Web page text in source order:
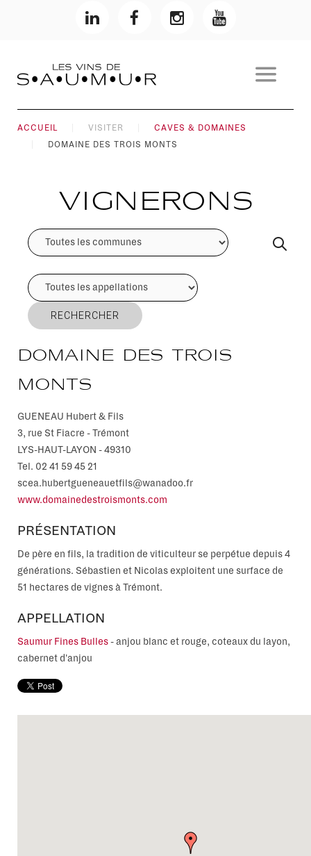
ACCUEIL VISITER
CAVES & DOMAINES
DOMAINE DES TROIS MONTS
Vignerons
RECHERCHER
Domaine Des Trois
Monts
GUENEAU Hubert & Fils
3, rue St Fiacre - Trémont
LYS-HAUT-LAYON - 49310
Tel. 02 41 59 45 21
scea.hubertgueneauetfils@wanadoo.fr
www.domainedestroismonts.com
PRÉSENTATION
De père en fils, la tradition de viticulteur se perpétue depuis 4
générations. Sébastien et Nicolas exploitent une surface de
51 hectares de vignes à Trémont.
APPELLATION
Saumur Fines Bulles - anjou blanc et rouge, coteaux du layon,
cabernet d'anjou